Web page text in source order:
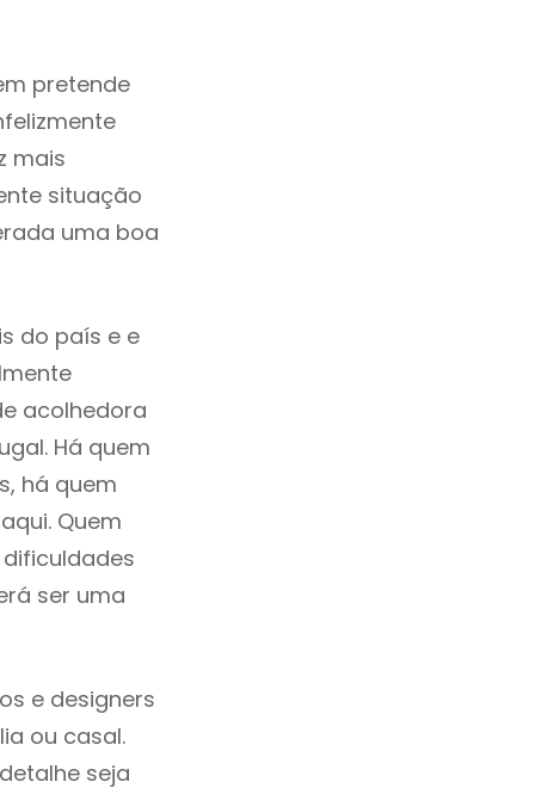
pretende
mais
situação
uma boa
do país e e
acolhedora
Há quem
há quem
Quem
ser uma
e designers
ou casal.
seja